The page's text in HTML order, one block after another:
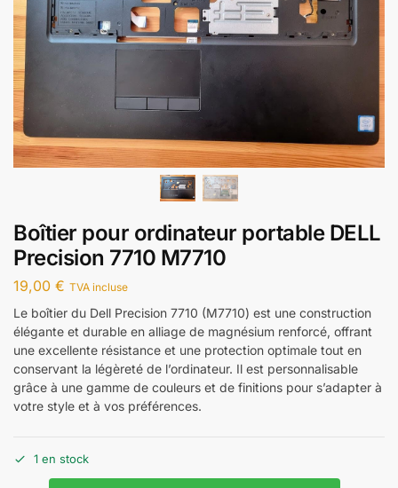
Boîtier pour ordinateur portable DELL
Precision 7710 M7710
19,00 € TVA incluse
Le boîtier du Dell Precision 7710 (M7710) est une construction
élégante et durable en alliage de magnésium renforcé, offrant
une excellente résistance et une protection optimale tout en
conservant la légèreté de l’ordinateur. Il est personnalisable
grâce à une gamme de couleurs et de finitions pour s’adapter à
votre style et à vos préférences.
1 en stock